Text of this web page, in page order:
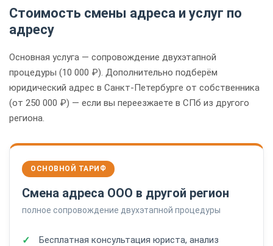
Стоимость смены адреса и услуг по
адресу
Основная услуга — сопровождение двухэтапной
процедуры (10 000 ₽). Дополнительно подберём
юридический адрес в Санкт-Петербурге от собственника
(от 250 000 ₽) — если вы переезжаете в СПб из другого
региона.
ОСНОВНОЙ ТАРИФ
Смена адреса ООО в другой регион
полное сопровождение двухэтапной процедуры
Бесплатная консультация юриста, анализ